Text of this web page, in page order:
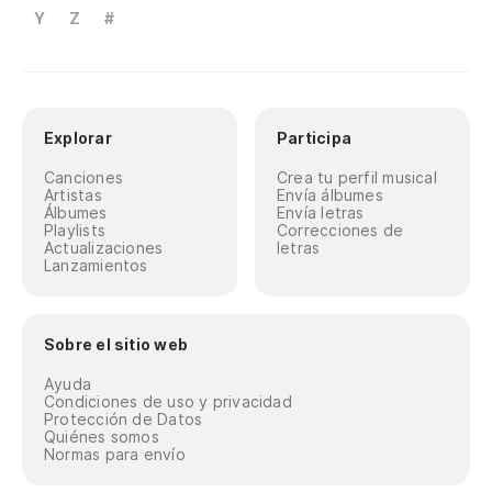
Y
Z #
Explorar
Canciones
Artistas
Álbumes
Playlists
Actualizaciones
Lanzamientos
Participa
Crea tu perfil musical
Envía álbumes
Envía letras
Correcciones de
letras
Sobre el sitio web
Ayuda
Condiciones de uso y privacidad
Protección de Datos
Quiénes somos
Normas para envío